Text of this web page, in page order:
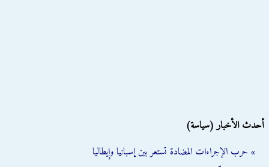
أحدث الأخبار (سياسة)
» حرب الإجراءات المضادة تستعر بين إسبانيا وإيطاليا